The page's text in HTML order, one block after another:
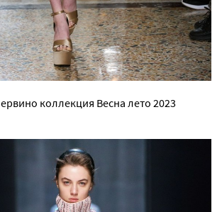
коллекция Весна лето 2023